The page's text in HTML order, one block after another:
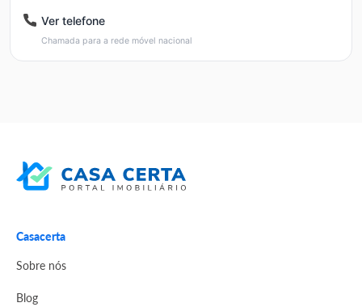
Ver telefone
Chamada para a rede móvel nacional
Casacerta
Sobre nós
Blog